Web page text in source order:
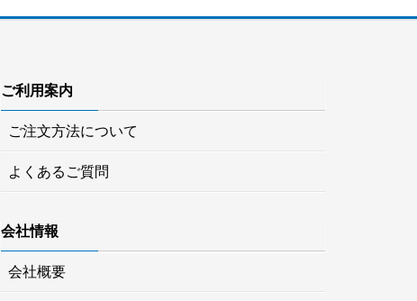
ご利用案内
ご注文方法について
よくあるご質問
会社情報
会社概要